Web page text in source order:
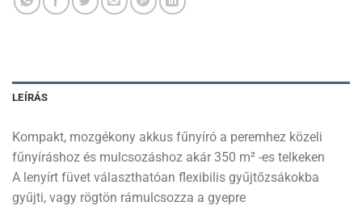
LEÍRÁS
Kompakt, mozgékony akkus fűnyíró a peremhez közeli
fűnyíráshoz és mulcsozáshoz akár 350 m² -es telkeken
A lenyírt füvet választhatóan flexibilis gyűjtőzsákokba
gyűjti, vagy rögtön rámulcsozza a gyepre